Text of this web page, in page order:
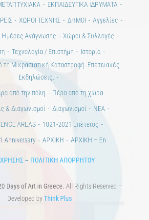
ΕΚΠΑΙΔΕΥΤΙΚΑ ΙΔΡΥΜΑΤΑ
ΧΩΡΟΙ ΤΕΧΝΗΣ ΔΗΜΟΙ
Αγγελίες
Ημέρες Ανάγνωσης
Χώροι & Συλλογές
Τεχνολογία / Επιστήμη
Ιστορία
τη Μικρασιατική Καταστροφή. Επετειακές
Εκδηλώσεις.
από την πόλη
Πέρα από τη χώρα
& Διαγωνισμοί
Διαγωνισμοί
AREAS
1821-2021 Επέτειος
Days of Art in Greece.All Rights Reserved –